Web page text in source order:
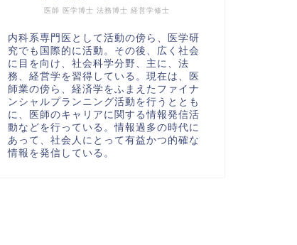
医師 医学博士 法務博士 経営学修士
内科系専門医として活動の傍ら、医学研
究でも国際的に活動。その後、広く社会
に目を向け、社会科学分野、主に、法
務、経営学を習得している。現在は、医
師業の傍ら、経済学をふまえたファイナ
ンシャルプランニング活動を行うととも
に、医師のキャリアに関する情報発信活
動などを行っている。情報過多の時代に
あって、社会人にとって有益かつ的確な
情報を発信している。